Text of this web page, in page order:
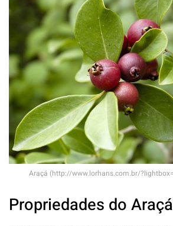
Araçá (http://www.lorhans.com.br/
Propriedades do Araçá